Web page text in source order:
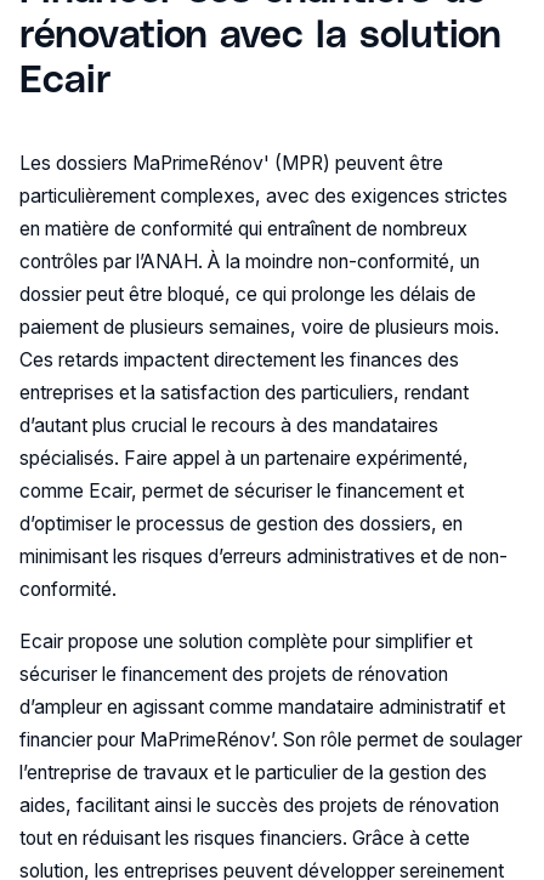
rénovation avec la solution
Ecair
Les dossiers MaPrimeRénov' (MPR) peuvent être
particulièrement complexes, avec des exigences strictes
en matière de conformité qui entraînent de nombreux
contrôles par l’ANAH. À la moindre non-conformité, un
dossier peut être bloqué, ce qui prolonge les délais de
paiement de plusieurs semaines, voire de plusieurs mois.
Ces retards impactent directement les finances des
entreprises et la satisfaction des particuliers, rendant
d’autant plus crucial le recours à des mandataires
spécialisés. Faire appel à un partenaire expérimenté,
comme Ecair, permet de sécuriser le financement et
d’optimiser le processus de gestion des dossiers, en
minimisant les risques d’erreurs administratives et de non-
conformité.
Ecair propose une solution complète pour simplifier et
sécuriser le financement des projets de rénovation
d’ampleur en agissant comme mandataire administratif et
financier pour MaPrimeRénov’. Son rôle permet de soulager
l’entreprise de travaux et le particulier de la gestion des
aides, facilitant ainsi le succès des projets de rénovation
tout en réduisant les risques financiers. Grâce à cette
solution, les entreprises peuvent développer sereinement